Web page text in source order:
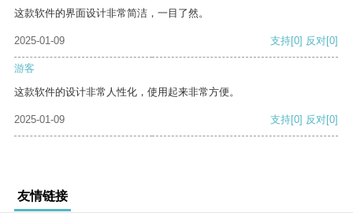
这款软件的界面设计非常简洁，一目了然。
2025-01-09 支持[0] 反对[0]
游客
这款软件的设计非常人性化，使用起来非常方便。
2025-01-09 支持[0] 反对[0]
友情链接